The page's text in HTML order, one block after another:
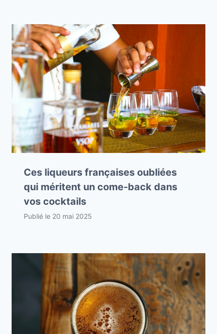
Ces liqueurs françaises oubliées
qui méritent un come-back dans
vos cocktails
Publié le 20 mai 2025